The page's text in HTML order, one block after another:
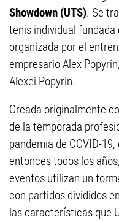
Showdown (UTS). Se
tenis individual
organizada por el
empresario Alex
Alexei Popyrin.
Creada originalmente
de la temporada
pandemia de COVID-
entonces todos los
eventos utilizan un
con partidos divididos
las características que